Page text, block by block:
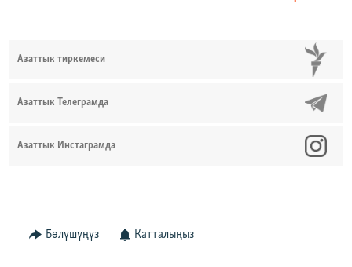
Азаттык тиркемеси
Азаттык Телеграмда
Азаттык Инстаграмда
Бөлүшүңүз Катталыңыз